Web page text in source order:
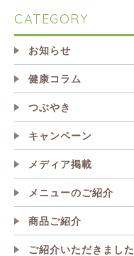
CATEGORY
お知らせ
健康コラム
つぶやき
キャンペーン
メディア掲載
メニューのご紹介
商品ご紹介
ご紹介いただきました